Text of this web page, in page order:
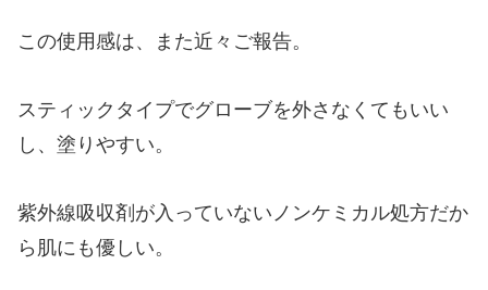
この使用感は、また近々ご報告。
スティックタイプでグローブを外さなくてもいい
し、塗りやすい。
紫外線吸収剤が入っていないノンケミカル処方だか
ら肌にも優しい。